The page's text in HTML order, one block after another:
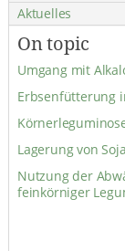
Aktuelles
On topic
Umgang mit
Erbsenfütterung
Lagerung von
Nutzung der
feinkörniger